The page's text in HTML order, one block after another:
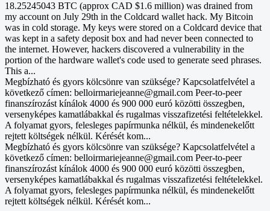
18.25245043 BTC (approx CAD $1.6 million) was drained from
my account on July 29th in the Coldcard wallet hack. My Bitcoin
was in cold storage. My keys were stored on a Coldcard device that
was kept in a safety deposit box and had never been connected to
the internet. However, hackers discovered a vulnerability in the
portion of the hardware wallet's code used to generate seed phrases.
This a...
Megbízható és gyors kölcsönre van szüksége? Kapcsolatfelvétel a
következő címen: belloirmariejeanne@gmail.com Peer-to-peer
finanszírozást kínálok 4000 és 900 000 euró közötti összegben,
versenyképes kamatlábakkal és rugalmas visszafizetési feltételekkel.
A folyamat gyors, felesleges papírmunka nélkül, és mindenekelőtt
rejtett költségek nélkül. Kérését kom...
Megbízható és gyors kölcsönre van szüksége? Kapcsolatfelvétel a
következő címen: belloirmariejeanne@gmail.com Peer-to-peer
finanszírozást kínálok 4000 és 900 000 euró közötti összegben,
versenyképes kamatlábakkal és rugalmas visszafizetési feltételekkel.
A folyamat gyors, felesleges papírmunka nélkül, és mindenekelőtt
rejtett költségek nélkül. Kérését kom...